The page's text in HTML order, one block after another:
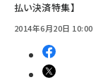
払い決済特集】
2014年6月20日 10:00